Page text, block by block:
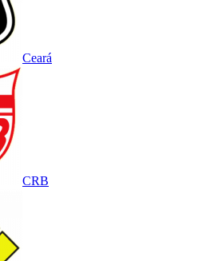
Ceará
CRB